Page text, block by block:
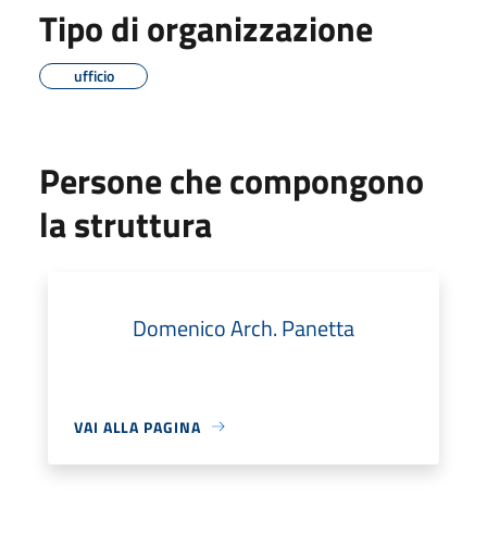
Tipo di organizzazione
ufficio
Persone che compongono
la struttura
Domenico Arch. Panetta
VAI ALLA PAGINA